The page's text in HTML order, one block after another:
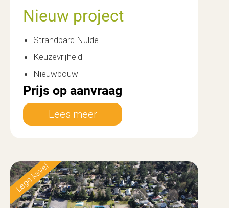
Nieuw project
Strandparc Nulde
Keuzevrijheid
Nieuwbouw
Prijs op aanvraag
Lees meer
Nieuw
Lege kavel